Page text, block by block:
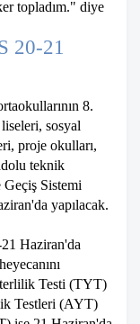
topladım." diye
20-21
8.
sosyal
proje okulları,
teknik
Geçiş Sistemi
yapılacak.
Haziran'da
Testi (TYT)
Testleri (AYT)